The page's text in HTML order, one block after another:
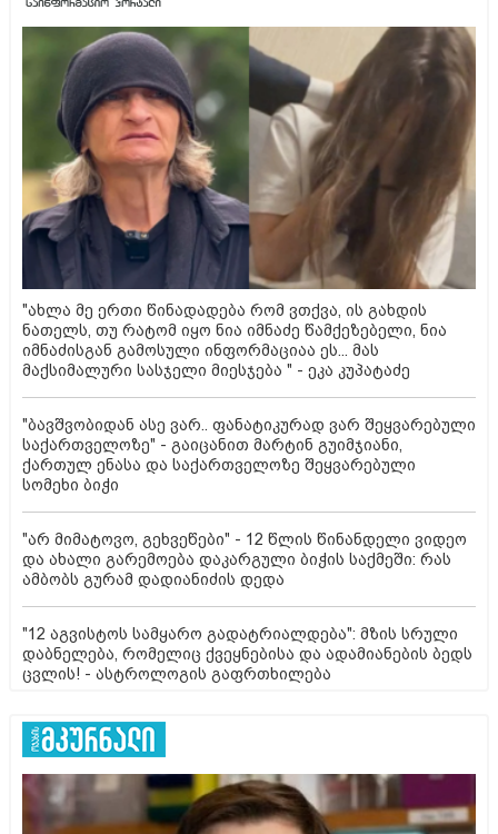
"ახლა მე ერთი წინადადება რომ ვთქვა, ის გახდის
ნათელს, თუ რატომ იყო ნია იმნაძე წამქეზებელი, ნია
იმნაძისგან გამოსული ინფორმაციაა ეს... მას
მაქსიმალური სასჯელი მიესჯება " - ეკა კუპატაძე
"ბავშვობიდან ასე ვარ.. ფანატიკურად ვარ შეყვარებული
საქართველოზე" - გაიცანით მარტინ გუიმჯიანი,
ქართულ ენასა და საქართველოზე შეყვარებული
სომეხი ბიჭი
"არ მიმატოვო, გეხვეწები" - 12 წლის წინანდელი ვიდეო
და ახალი გარემოება დაკარგული ბიჭის საქმეში: რას
ამბობს გურამ დადიანიძის დედა
"12 აგვისტოს სამყარო გადატრიალდება": მზის სრული
დაბნელება, რომელიც ქვეყნებისა და ადამიანების ბედს
ცვლის! - ასტროლოგის გაფრთხილება